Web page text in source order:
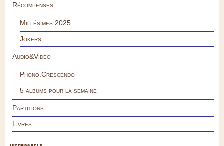
Récompenses
Millésimes 2025
Jokers
Audio&Vidéo
Phono.Crescendo
5 albums pour la semaine
Partitions
Livres